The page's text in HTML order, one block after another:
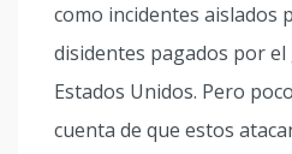
como incidentes aislados
disidentes pagados por
Estados Unidos. Pero
cuenta de que estos